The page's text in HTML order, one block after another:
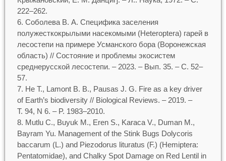
222–262.
Соболева В. А. Специфика заселения
полужесткокрылыми насекомыми (Heteroptera) гарей в
лесостепи на примере Усманского бора (Воронежская
область) // Состояние и проблемы экосистем
среднерусской лесостепи. – 2023. – Вып. 35. – С. 52–
57.
He T., Lamont B. B., Pausas J. G. Fire as a key driver
of Earth’s biodiversity // Biological Reviews. – 2019. –
T. 94, N 6. – P. 1983–2010.
Mutlu C., Buyuk M., Eren S., Karaca V., Duman M.,
Bayram Yu. Management of the Stink Bugs Dolycoris
baccarum (L.) and Piezodorus lituratus (F.) (Hemiptera:
Pentatomidae), and Chalky Spot Damage on Red Lentil in